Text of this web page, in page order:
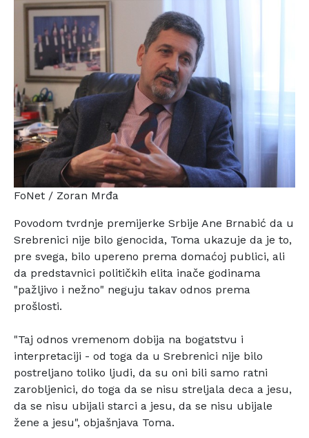
FoNet / Zoran Mrđa
Povodom tvrdnje premijerke Srbije Ane Brnabić da u
Srebrenici nije bilo genocida, Toma ukazuje da je to,
pre svega, bilo upereno prema domaćoj publici, ali
da predstavnici političkih elita inače godinama
"pažljivo i nežno" neguju takav odnos prema
prošlosti.
"Taj odnos vremenom dobija na bogatstvu i
interpretaciji - od toga da u Srebrenici nije bilo
postreljano toliko ljudi, da su oni bili samo ratni
zarobljenici, do toga da se nisu streljala deca a jesu,
da se nisu ubijali starci a jesu, da se nisu ubijale
žene a jesu", objašnjava Toma.